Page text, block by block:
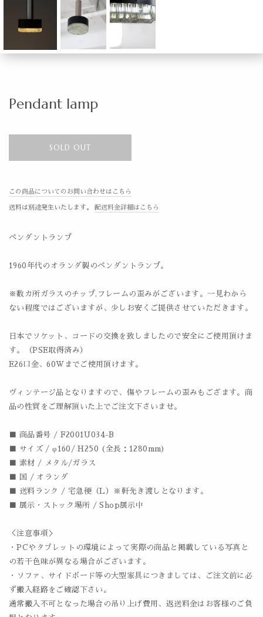
Pendant lamp
SOLD OUT
この商品についてのお問い合わせはこちら
送料は別途発生いたします。 配送料金詳細はこちら
ペンダントランプ
1960年代のオランダ製のペンダントランプ。
※数カ所ガラスのチップ,フレームの歪みがございます。一見わから
ない程度ではございますが、少しお安くご提供させていただきます。
日本でソケット、コードの交換を致しましたので安全にご使用頂けま
す。（PSE取得済み）
E26口金、60Wまでご使用頂けます。
ヴィンテージ品となりますので、傷やフレームの歪みもござます。商
品の性質をご理解頂いた上でご注文下さいませ。
■ 商品番号 / F2001U034-B
■ サイズ / φ160/ H250 (全長：1280mm)
■ 素材 / メタル/ガラス
■ 国 / オランダ
■ 送料ランク / 宅急便（L）※軒先き渡しとなります。
■ 展示・ストック場所 / Shop展示中
＜注意事項＞
・PCやタブレットの環境によって実際の商品と掲載している写真と
の若干色味が異なる場合がございます。
・ソファ、サイドボード等の大型家具につきましては、ご注文前に必
ず搬入経路をご確認下さい。
通常搬入不可となった場合の吊り上げ費用、返送料金はお客様のご負